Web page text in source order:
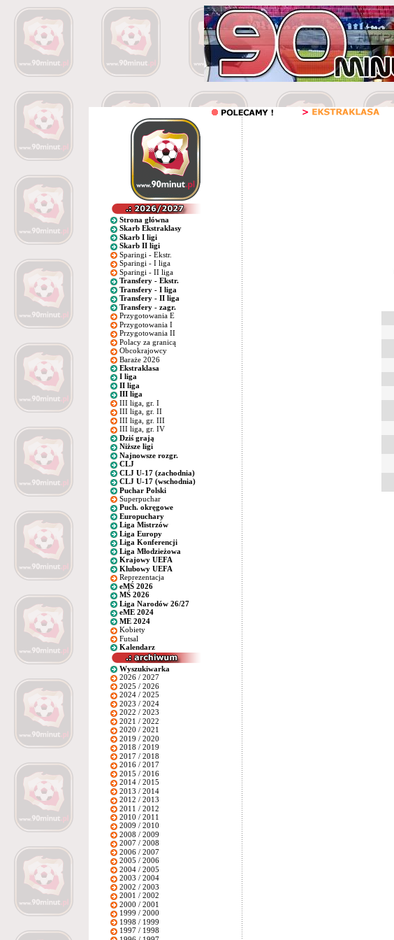
Strona główna
Skarb Ekstraklasy
Skarb I ligi
Skarb II ligi
Sparingi - Ekstr.
Sparingi - I liga
Sparingi - II liga
Transfery - Ekstr.
Transfery - I liga
Transfery - II liga
Transfery - zagr.
Przygotowania E
Przygotowania I
Przygotowania II
Polacy za granicą
Obcokrajowcy
Baraże 2026
Ekstraklasa
I liga
II liga
III liga
III liga, gr. I
III liga, gr. II
III liga, gr. III
III liga, gr. IV
Dziś grają
Niższe ligi
Najnowsze rozgr.
CLJ
CLJ U-17 (zachodnia)
CLJ U-17 (wschodnia)
Puchar Polski
Superpuchar
Puch. okręgowe
Europuchary
Liga Mistrzów
Liga Europy
Liga Konferencji
Liga Młodzieżowa
Krajowy UEFA
Klubowy UEFA
Reprezentacja
eMŚ 2026
MŚ 2026
Liga Narodów 26/27
eME 2024
ME 2024
Kobiety
Futsal
Kalendarz
Wyszukiwarka
2026 / 2027
2025 / 2026
2024 / 2025
2023 / 2024
2022 / 2023
2021 / 2022
2020 / 2021
2019 / 2020
2018 / 2019
2017 / 2018
2016 / 2017
2015 / 2016
2014 / 2015
2013 / 2014
2012 / 2013
2011 / 2012
2010 / 2011
2009 / 2010
2008 / 2009
2007 / 2008
2006 / 2007
2005 / 2006
2004 / 2005
2003 / 2004
2002 / 2003
2001 / 2002
2000 / 2001
1999 / 2000
1998 / 1999
1997 / 1998